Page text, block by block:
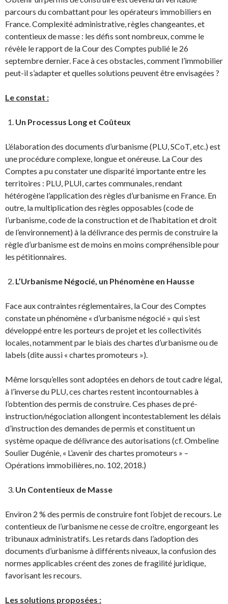
parcours du combattant pour les opérateurs immobiliers en
France. Complexité administrative, règles changeantes, et
contentieux de masse : les défis sont nombreux, comme le
révèle le rapport de la Cour des Comptes publié le 26
septembre dernier. Face à ces obstacles, comment l’immobilier
peut-il s’adapter et quelles solutions peuvent être envisagées ?
Le constat :
Un Processus Long et Coûteux
L’élaboration des documents d’urbanisme (PLU, SCoT, etc.) est
une procédure complexe, longue et onéreuse. La Cour des
Comptes a pu constater une disparité importante entre les
territoires : PLU, PLUI, cartes communales, rendant
hétérogène l’application des règles d’urbanisme en France. En
outre, la multiplication des règles opposables (code de
l’urbanisme, code de la construction et de l’habitation et droit
de l’environnement) à la délivrance des permis de construire la
règle d’urbanisme est de moins en moins compréhensible pour
les pétitionnaires.
L’Urbanisme Négocié, un Phénomène en Hausse
Face aux contraintes réglementaires, la Cour des Comptes
constate un phénomène « d’urbanisme négocié » qui s’est
développé entre les porteurs de projet et les collectivités
locales, notamment par le biais des chartes d’urbanisme ou de
labels (dite aussi « chartes promoteurs »).
Même lorsqu’elles sont adoptées en dehors de tout cadre légal,
à l’inverse du PLU, ces chartes restent incontournables à
l’obtention des permis de construire. Ces phases de pré-
instruction/négociation allongent incontestablement les délais
d’instruction des demandes de permis et constituent un
système opaque de délivrance des autorisations (cf. Ombeline
Soulier Dugénie, « L’avenir des chartes promoteurs » –
Opérations immobilières, no. 102, 2018.)
Un Contentieux de Masse
Environ 2 % des permis de construire font l’objet de recours. Le
contentieux de l’urbanisme ne cesse de croître, engorgeant les
tribunaux administratifs. Les retards dans l’adoption des
documents d’urbanisme à différents niveaux, la confusion des
normes applicables créent des zones de fragilité juridique,
favorisant les recours.
Les solutions proposées :